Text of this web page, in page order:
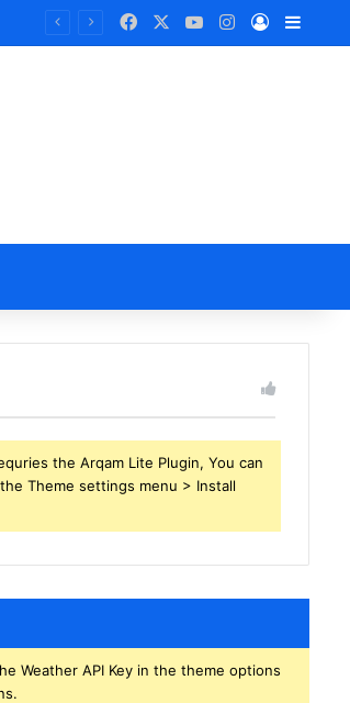
FacebookYouTubeInstagram
Log In
the Arqam Lite Plugin, You can
Theme settings menu > Install
Weather API Key in the theme options